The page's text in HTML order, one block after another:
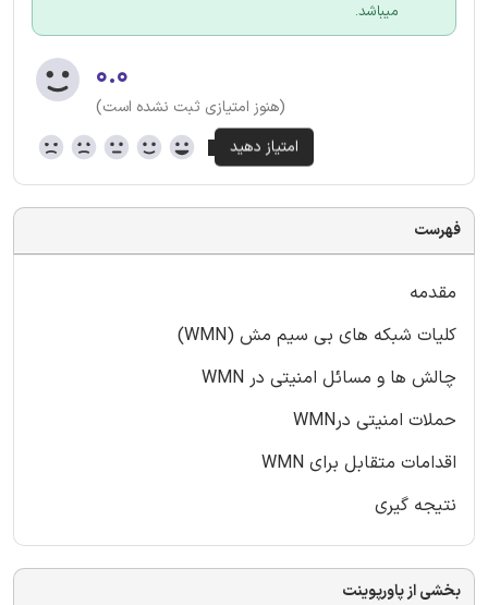
میباشد.
۰.۰
(هنوز امتیازی ثبت نشده است)
فهرست
مقدمه
کلیات شبکه های بی سیم مش (WMN)
چالش ها و مسائل امنیتی در WMN
حملات امنیتی درWMN
اقدامات متقابل برای WMN
نتیجه گیری
بخشی از پاورپوینت